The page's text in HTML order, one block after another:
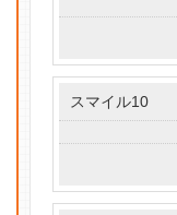
スマイル10